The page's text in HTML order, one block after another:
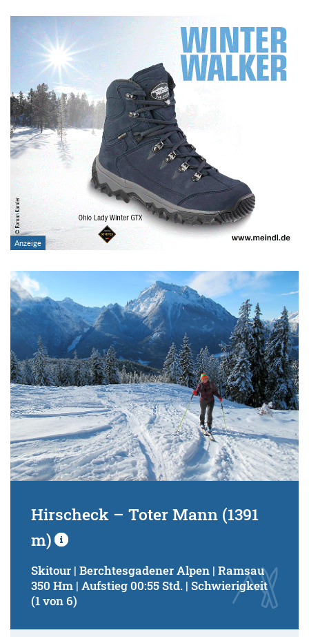
Hirscheck – Toter Mann (1391
m)
Skitour | Berchtesgadener Alpen | Ramsau
350 Hm | Aufstieg 00:55 Std. | Schwierigkeit
(1 von 6)